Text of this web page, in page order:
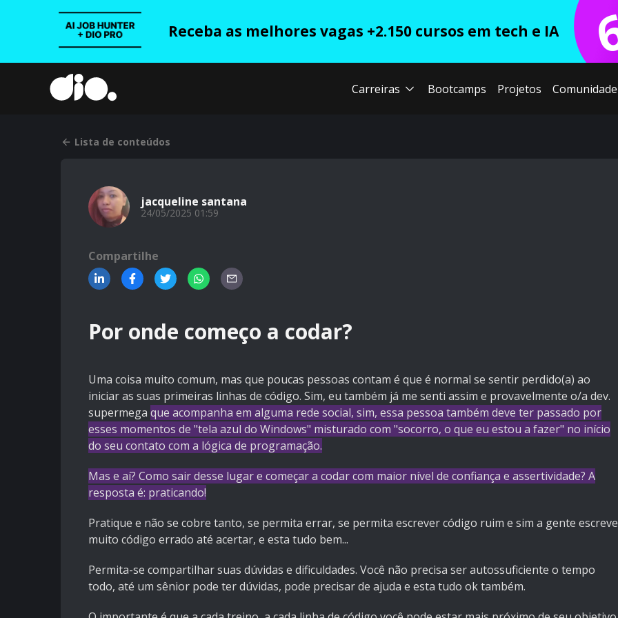
Receba as melhores vagas +2.150 cursos em tech e IA
Carreiras Bootcamps Projetos Comunidade
Lista de conteúdos
jacqueline santana
24/05/2025 01:59
Compartilhe
Por onde começo a codar?
Uma coisa muito comum, mas que poucas pessoas contam é que é normal se sentir perdido(a) ao
iniciar as suas primeiras linhas de código. Sim, eu também já me senti assim e provavelmente o/a dev.
supermega que acompanha em alguma rede social, sim, essa pessoa também deve ter passado por
esses momentos de "tela azul do Windows" misturado com "socorro, o que eu estou a fazer" no início
do seu contato com a lógica de programação.
Mas e aí? Como sair desse lugar e começar a codar com maior nível de confiança e assertividade? A
resposta é: praticando!
Pratique e não se cobre tanto, se permita errar, se permita escrever código ruim e sim a gente escreve
muito código errado até acertar, e esta tudo bem...
Permita-se compartilhar suas dúvidas e dificuldades. Você não precisa ser autossuficiente o tempo
todo, até um sênior pode ter dúvidas, pode precisar de ajuda e esta tudo ok também.